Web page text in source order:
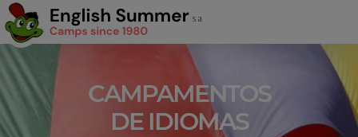
CAMPAMENTOS
DE IDIOMAS